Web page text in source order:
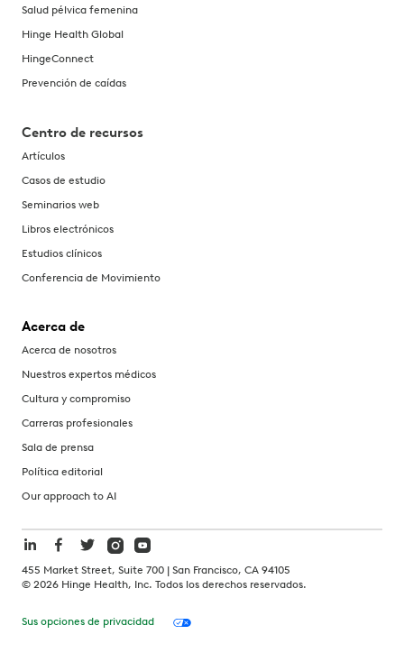
Salud pélvica femenina
Hinge Health Global
HingeConnect
Prevención de caídas
Centro de recursos
Artículos
Casos de estudio
Seminarios web
Libros electrónicos
Estudios clínicos
Conferencia de Movimiento
Acerca de
Acerca de nosotros
Nuestros expertos médicos
Cultura y compromiso
Carreras profesionales
Sala de prensa
Política editorial
Our approach to AI
455 Market Street, Suite 700 | San Francisco, CA 94105
© 2026 Hinge Health, Inc. Todos los derechos reservados.
Sus opciones de privacidad